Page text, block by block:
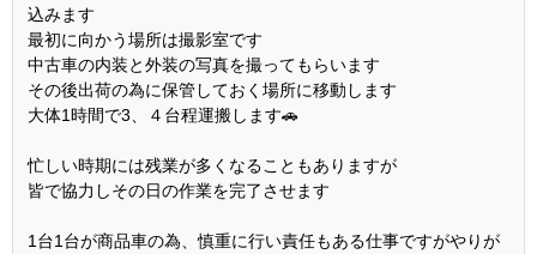
込みます
最初に向かう場所は撮影室です
中古車の内装と外装の写真を撮ってもらいます
その後出荷の為に保管しておく場所に移動します
大体1時間で3、４台程運搬します🚗
忙しい時期には残業が多くなることもありますが
皆で協力しその日の作業を完了させます
1台1台が商品車の為、慎重に行い責任もある仕事ですがやりが